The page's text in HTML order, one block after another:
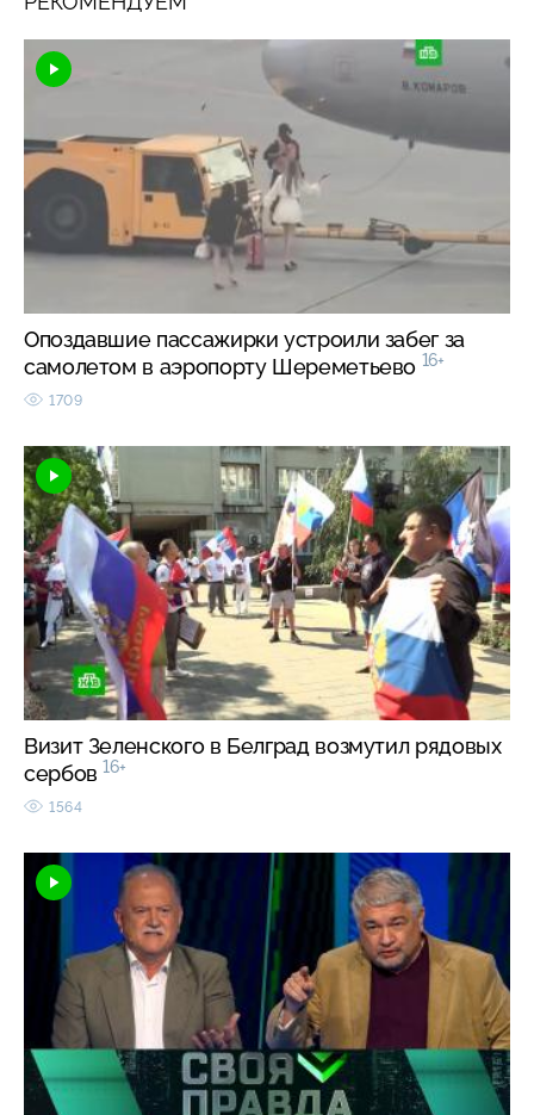
Опоздавшие пассажирки устроили забег за
самолетом в аэропорту Шереметьево 16+
1709
Визит Зеленского в Белград возмутил рядовых
сербов 16+
1564